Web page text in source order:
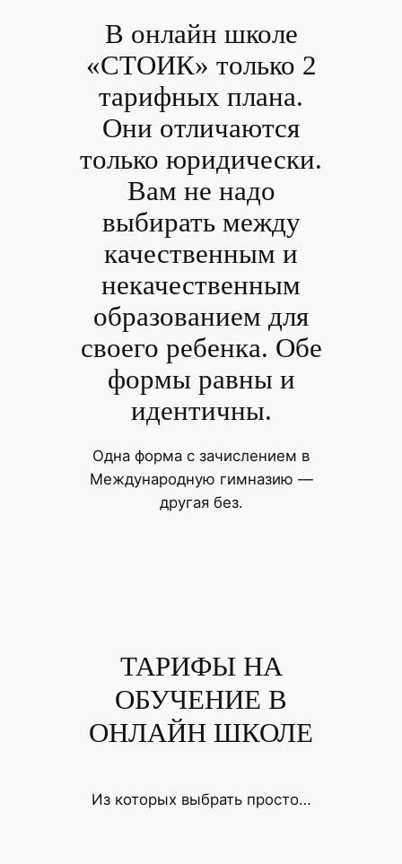
В онлайн школе
«СТОИК» только 2
тарифных плана.
Они отличаются
только юридически.
Вам не надо
выбирать между
качественным и
некачественным
образованием для
своего ребенка. Обе
формы равны и
идентичны.
Одна форма с зачислением в
Международную гимназию —
другая без.
ТАРИФЫ НА
ОБУЧЕНИЕ В
ОНЛАЙН ШКОЛЕ
Из которых выбрать просто…